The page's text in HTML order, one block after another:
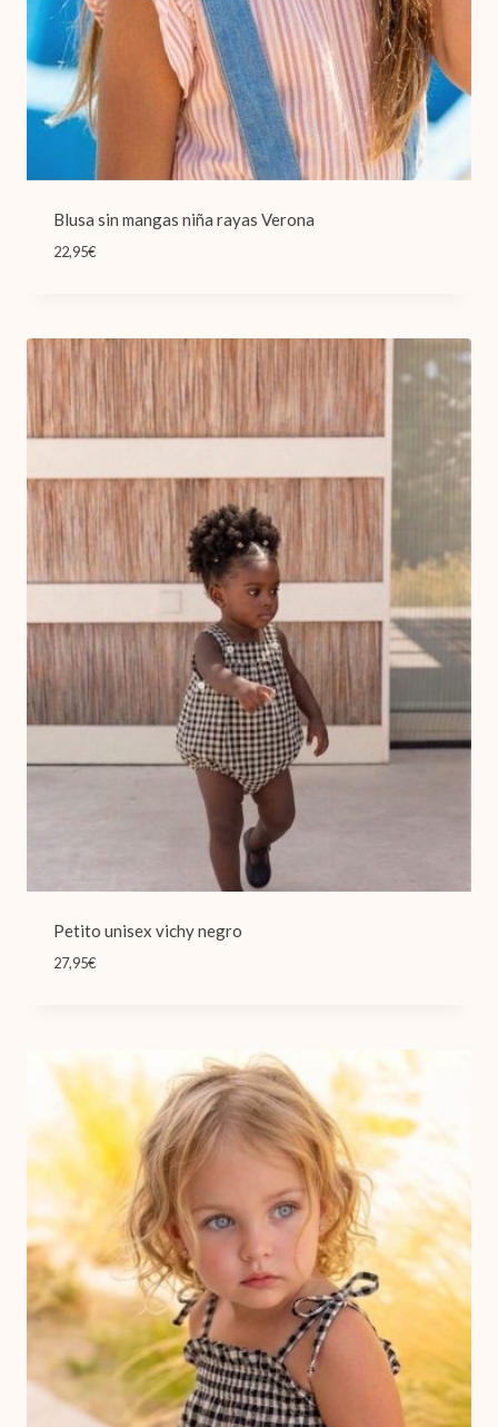
Blusa sin mangas niña rayas Verona
22,95€
Petito unisex vichy negro
27,95€